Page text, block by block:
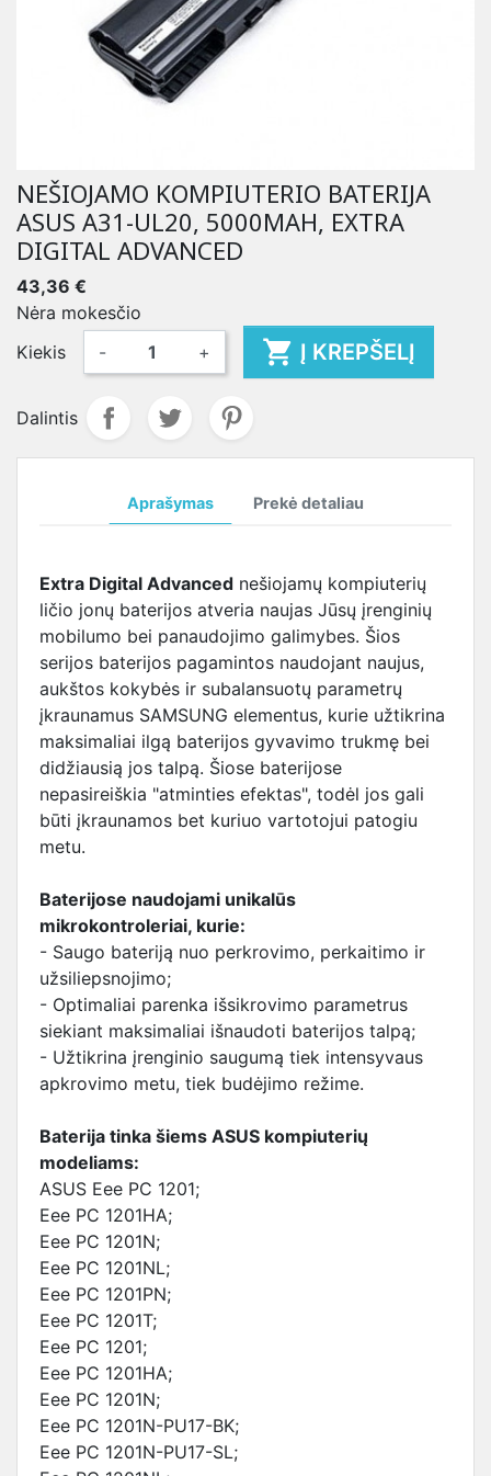
NEŠIOJAMO KOMPIUTERIO BATERIJA
ASUS A31-UL20, 5000MAH, EXTRA
DIGITAL ADVANCED
43,36 €
Nėra mokesčio
Kiekis
- +  Į KREPŠELĮ
Dalintis
Aprašymas Prekė detaliau
Extra Digital Advanced nešiojamų kompiuterių
ličio jonų baterijos atveria naujas Jūsų įrenginių
mobilumo bei panaudojimo galimybes. Šios
serijos baterijos pagamintos naudojant naujus,
aukštos kokybės ir subalansuotų parametrų
įkraunamus SAMSUNG elementus, kurie užtikrina
maksimaliai ilgą baterijos gyvavimo trukmę bei
didžiausią jos talpą. Šiose baterijose
nepasireiškia "atminties efektas", todėl jos gali
būti įkraunamos bet kuriuo vartotojui patogiu
metu.
Baterijose naudojami unikalūs
mikrokontroleriai, kurie:
- Saugo bateriją nuo perkrovimo, perkaitimo ir
užsiliepsnojimo;
- Optimaliai parenka išsikrovimo parametrus
siekiant maksimaliai išnaudoti baterijos talpą;
- Užtikrina įrenginio saugumą tiek intensyvaus
apkrovimo metu, tiek budėjimo režime.
Baterija tinka šiems ASUS kompiuterių
modeliams:
ASUS Eee PC 1201;
Eee PC 1201HA;
Eee PC 1201N;
Eee PC 1201NL;
Eee PC 1201PN;
Eee PC 1201T;
Eee PC 1201;
Eee PC 1201HA;
Eee PC 1201N;
Eee PC 1201N-PU17-BK;
Eee PC 1201N-PU17-SL;